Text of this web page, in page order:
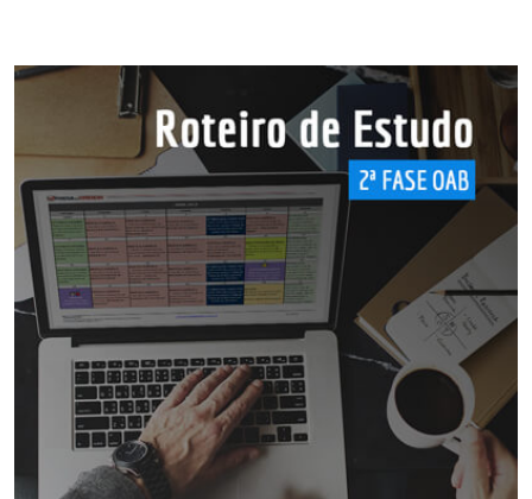
SIDEBAR
DO
PROVA
ORDEM
LINKS
ÚTEIS